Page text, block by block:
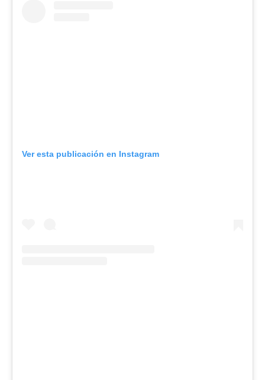
Ver esta publicación en Instagram